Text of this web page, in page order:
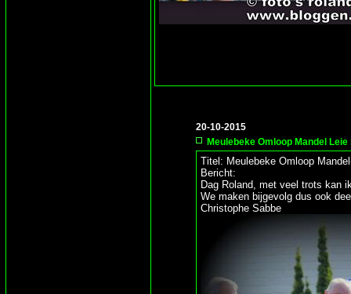
20-10-2015
Meulebeke Omloop Mandel
Titel: Meulebeke Omloop
Bericht:
Dag Roland, met veel trots kan
We maken bijgevolg dus ook
Christophe Sabbe